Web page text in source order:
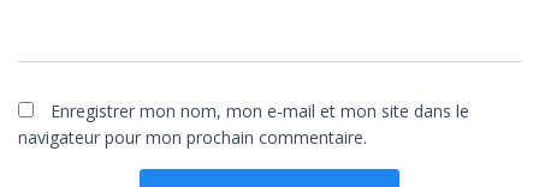
Enregistrer mon nom, mon e-mail et mon site dans le
navigateur pour mon prochain commentaire.